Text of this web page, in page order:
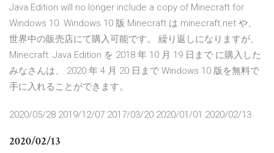
Java Edition will no longer include a copy of Minecraft for
Windows 10. Windows 10 版 Minecraft は minecraft.net や、
世界中の販売店にて購入可能です。 繰り返しになりますが、
Minecraft: Java Edition を 2018 年 10 月 19 日まで に購入した
みなさんは、 2020 年 4 月 20 日まで Windows 10 版を無料で
手に入れることができます。
2020/05/28 2019/12/07 2017/03/20 2020/01/01 2020/02/13
2020/02/13